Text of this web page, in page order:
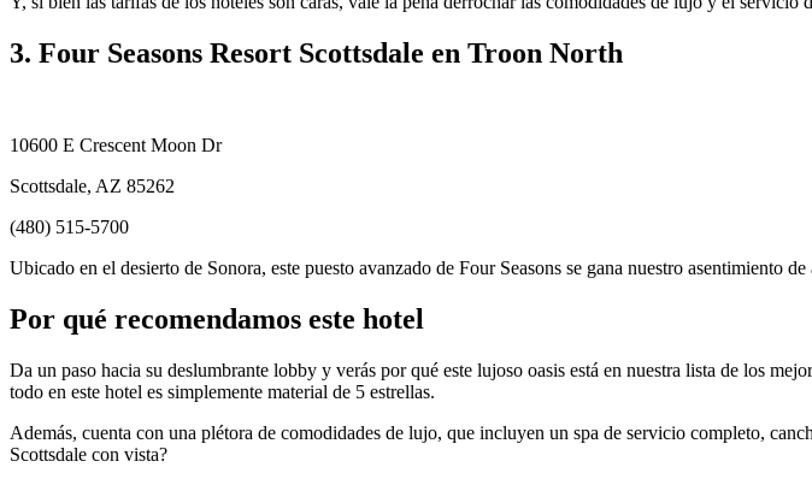
3. Four Seasons Resort Scottsdale en Troon North
10600 E Crescent Moon Dr
Scottsdale, AZ 85262
(480) 515-5700
Ubicado en el desierto de Sonora, este puesto avanzado de Four Seasons se gana nuestro asentimiento
Por qué recomendamos este hotel
Da un paso hacia su deslumbrante lobby y verás por qué este lujoso oasis está en nuestra lista de los
todo en este hotel es simplemente material de 5 estrellas.
Además, cuenta con una plétora de comodidades de lujo, que incluyen un spa de servicio completo,
Scottsdale con vista?